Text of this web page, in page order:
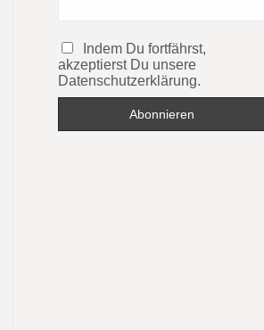
Indem Du fortfährst,
akzeptierst Du unsere
Datenschutzerklärung.